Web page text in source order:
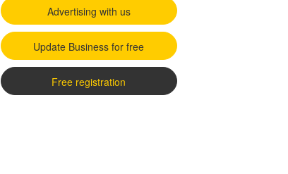
Advertising with us
Update Business for free
Free registration